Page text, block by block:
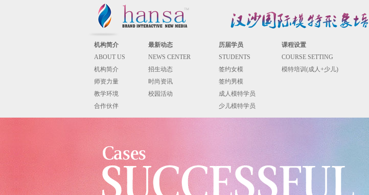
机构简介 最新动态 历届学员 课程设置
ABOUT US
NEWS CENTER STUDENTS COURSE SETTING
机构简介
招生动态 签约女模 模特培训(成人+少儿)
师资力量
时尚资讯 签约男模
教学环境
校园活动 成人模特学员
合作伙伴
少儿模特学员